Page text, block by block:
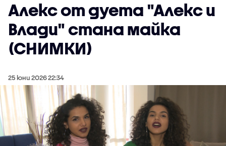
Алекс от дуета "Алекс и
Влади" стана майка
(СНИМКИ)
25 юни 2026 22:34